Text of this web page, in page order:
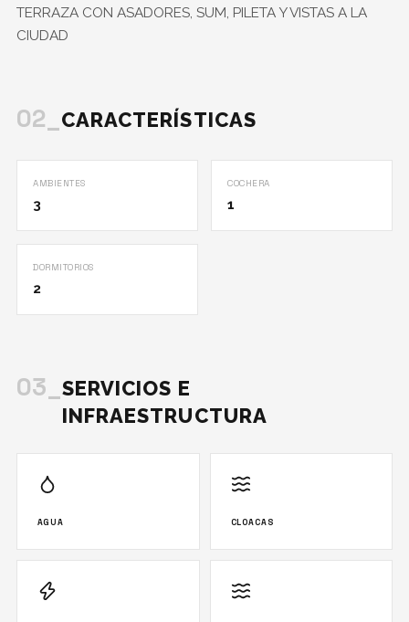
TERRAZA CON ASADORES, SUM, PILETA Y VISTAS A LA
CIUDAD
02_ CARACTERÍSTICAS
AMBIENTES
3
COCHERA
1
DORMITORIOS
2
03_
SERVICIOS E
INFRAESTRUCTURA
AGUA CLOACAS